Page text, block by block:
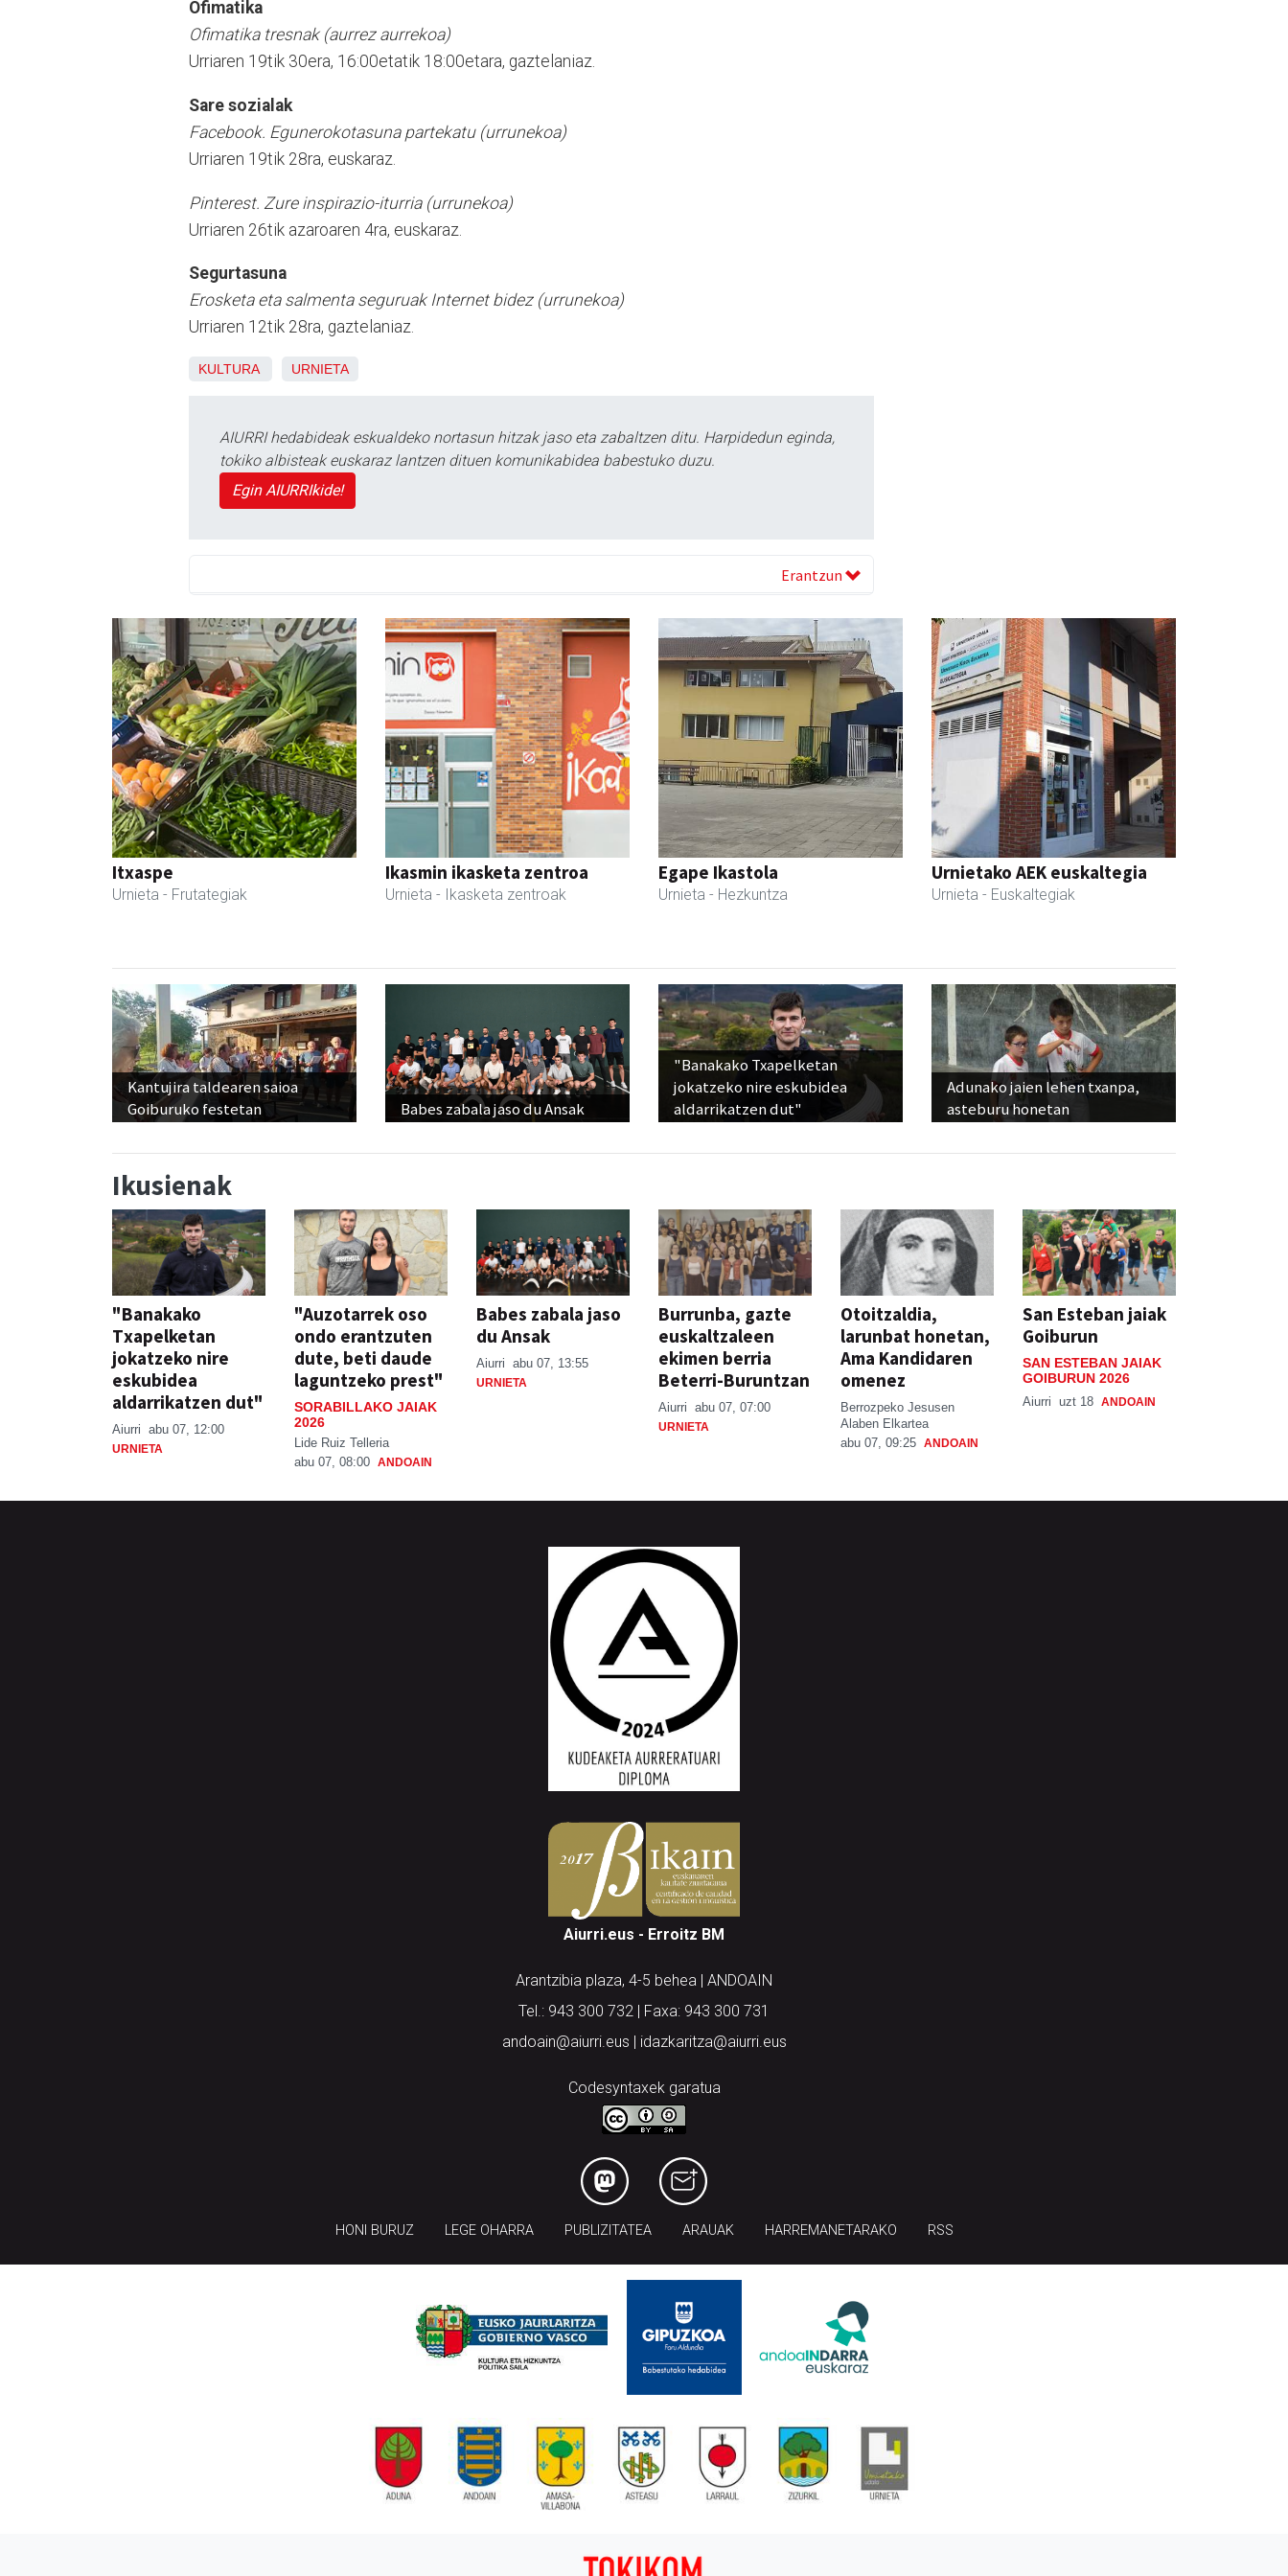
Ofimatika
Ofimatika tresnak (aurrez aurrekoa)
Urriaren 19tik 30era, 16:00etatik 18:00etara, gaztelaniaz.
Sare sozialak
Facebook. Egunerokotasuna partekatu (urrunekoa)
Urriaren 19tik 28ra, euskaraz.
Pinterest. Zure inspirazio-iturria (urrunekoa)
Urriaren 26tik azaroaren 4ra, euskaraz.
Segurtasuna
Erosketa eta salmenta seguruak Internet bidez (urrunekoa)
Urriaren 12tik 28ra, gaztelaniaz.
KULTURA URNIETA
AIURRI hedabideak eskualdeko nortasun hitzak jaso eta zabaltzen ditu. Harpidedun eginda,
tokiko albisteak euskaraz lantzen dituen komunikabidea babestuko duzu.
Egin AIURRIkide!
Erantzun
Itxaspe
Urnieta - Frutategiak
Ikasmin ikasketa zentroa
Urnieta - Ikasketa zentroak
Egape Ikastola
Urnieta - Hezkuntza
Urnietako AEK euskaltegia
Urnieta - Euskaltegiak
Kantujira taldearen saioa
Goiburuko festetan
Babes zabala jaso du Ansak
"Banakako Txapelketan
jokatzeko nire eskubidea
aldarrikatzen dut"
Adunako jaien lehen txanpa,
asteburu honetan
Ikusienak
"Banakako
Txapelketan
jokatzeko nire
eskubidea
aldarrikatzen dut"
Aiurri abu 07, 12:00
URNIETA
"Auzotarrek oso
ondo erantzuten
dute, beti daude
laguntzeko prest"
SORABILLAKO JAIAK
2026
Lide Ruiz Telleria
abu 07, 08:00 ANDOAIN
Babes zabala jaso
du Ansak
Aiurri abu 07, 13:55
URNIETA
Burrunba, gazte
euskaltzaleen
ekimen berria
Beterri-Buruntzan
Aiurri abu 07, 07:00
URNIETA
Otoitzaldia,
larunbat honetan,
Ama Kandidaren
omenez
Berrozpeko Jesusen
Alaben Elkartea
abu 07, 09:25 ANDOAIN
San Esteban jaiak
Goiburun
SAN ESTEBAN JAIAK
GOIBURUN 2026
Aiurri uzt 18 ANDOAIN
Aiurri.eus - Erroitz BM
Arantzibia plaza, 4-5 behea | ANDOAIN
Tel.: 943 300 732 | Faxa: 943 300 731
andoain@aiurri.eus | idazkaritza@aiurri.eus
Codesyntaxek garatua
HONI BURUZ LEGE OHARRA PUBLIZITATEA ARAUAK HARREMANETARAKO RSS